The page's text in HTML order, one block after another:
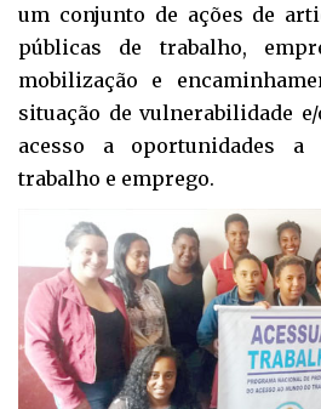
um conjunto de ações de
públicas de trabalho,
mobilização e
situação de vulnerabilidade
acesso a oportunidades a
trabalho e emprego.